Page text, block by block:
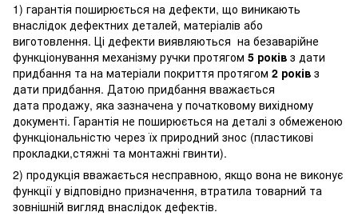
1) гарантія поширюється на дефекти, що виникають
внаслідок дефектних деталей, матеріалів або
виготовлення. Ці дефекти виявляються на безаварійне
функціонування механізму ручки протягом 5 років з дати
придбання та на матеріали покриття протягом 2 років з
дати придбання. Датою придбання вважається
дата продажу, яка зазначена у початковому вихідному
документі. Гарантія не поширюється на деталі з обмеженою
функціональністю через їх природний знос (пластикові
прокладки,стяжні та монтажні гвинти).
2) продукція вважається несправною, якщо вона не виконує
функції у відповідно призначення, втратила товарний та
зовнішній вигляд внаслідок дефектів.